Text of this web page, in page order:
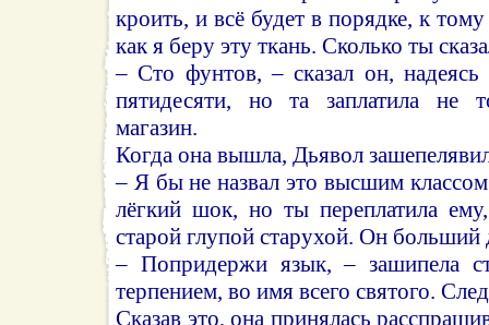
кроить, и всё будет в порядке, к
как я беру эту ткань. Сколько ты
– Сто фунтов, – сказал он, надеясь
пятидесяти, но та заплатила не
магазин.
Когда она вышла, Дьявол
– Я бы не назвал это высшим
лёгкий шок, но ты переплатила
старой глупой старухой. Он больший
– Попридержи язык, – зашипела
терпением, во имя всего святого.
Сказав это, она принялась